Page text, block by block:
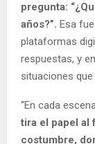
pregunta:
años?”. Esa
plataformas
respuestas, y
situaciones
“En cada
tira el papel al
costumbre,